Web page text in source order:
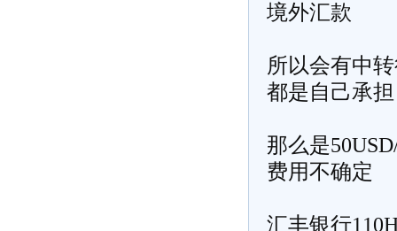
境外汇款
所以会有中
都是自己承担
那么是
费用不确定
汇丰银行